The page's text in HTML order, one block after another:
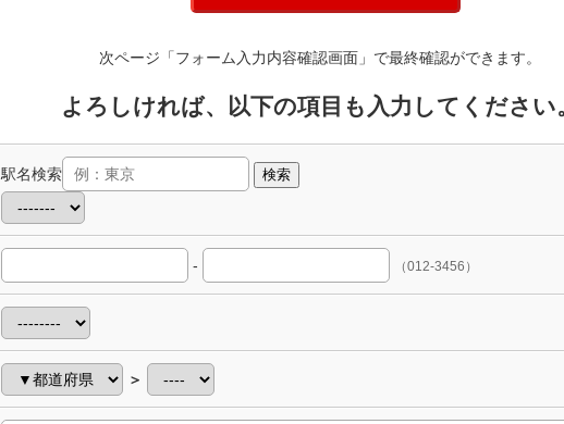
次ページ「フォーム入力内容確認画面」で最終確認ができます。
よろしければ、以下の項目も入力してください
駅名検索 検索
- （012-3456）
＞